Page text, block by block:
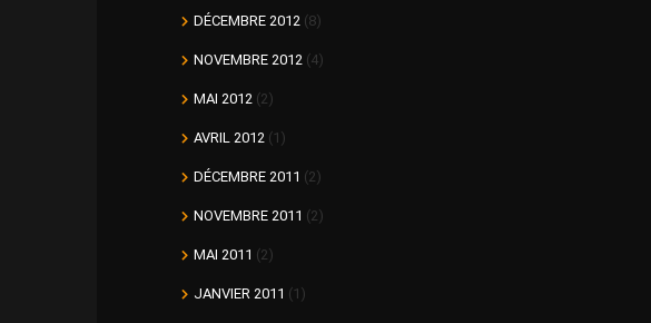
DÉCEMBRE 2012 (8)
NOVEMBRE 2012 (4)
MAI 2012 (2)
AVRIL 2012 (1)
DÉCEMBRE 2011 (2)
NOVEMBRE 2011 (2)
MAI 2011 (2)
JANVIER 2011 (1)